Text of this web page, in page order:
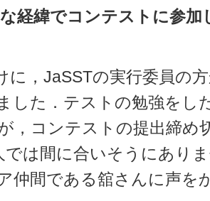
経緯でコンテストに参加
に，JaSSTの実行委員の
した．テストの勉強をし
，コンテストの提出締め
では間に合いそうにあり
仲間である舘さんに声を